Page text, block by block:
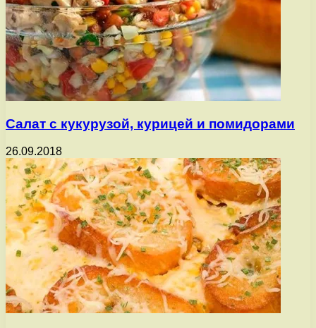
Салат с кукурузой, курицей и помидорами
26.09.2018